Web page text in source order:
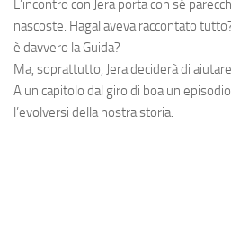
L’incontro con Jera porta con sé
nascoste. Hagal aveva raccontato
è davvero la Guida?
Ma, soprattutto, Jera deciderà di
A un capitolo dal giro di boa un
l’evolversi della nostra storia.